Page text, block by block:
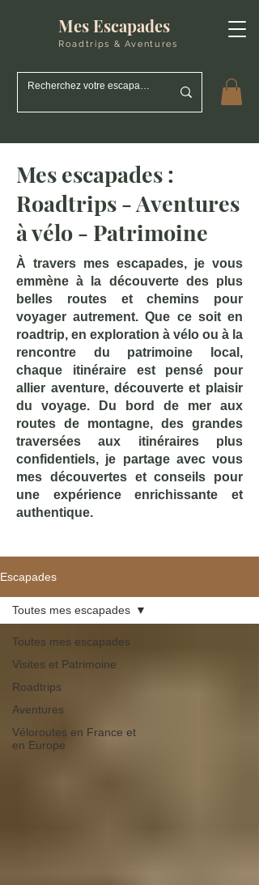
Mes Escapades
Roadtrips & Aventures
Mes escapades :
Roadtrips - Aventures
à vélo - Patrimoine
À travers mes escapades, je vous
emmène à la découverte des plus
belles routes et chemins pour
voyager autrement. Que ce soit en
roadtrip, en exploration à vélo ou à la
rencontre du patrimoine local,
chaque itinéraire est pensé pour
allier aventure, découverte et plaisir
du voyage. Du bord de mer aux
routes de montagne, des grandes
traversées aux itinéraires plus
confidentiels, je partage avec vous
mes découvertes et conseils pour
une expérience enrichissante et
authentique.
Escapades
Toutes mes escapades
Visites et Patrimoine
Roadtrips
Aventures
Véloroutes en France et
en Europe
Toutes mes escapades